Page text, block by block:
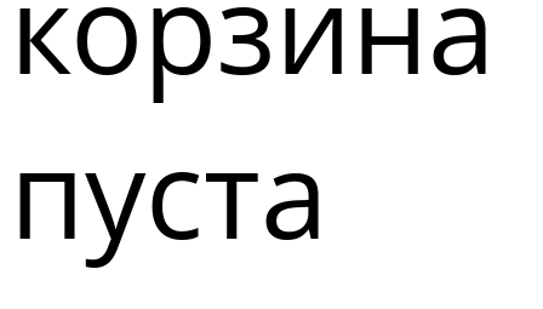
пуста